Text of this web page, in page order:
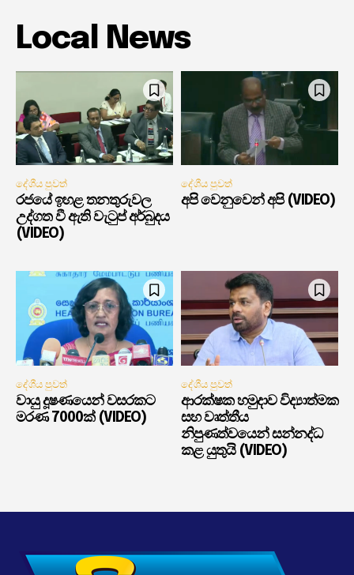
Local News
දේශීය පුවත්
රජයේ ඉහළ තනතුරුවල
උද්ගත වී ඇති වැටුප් අර්බුදය
(VIDEO)
දේශීය පුවත්
අපි වෙනුවෙන් අපි (VIDEO)
දේශීය පුවත්
වායු දූෂණයෙන් වසරකට
මරණ 7000ක් (VIDEO)
දේශීය පුවත්
ආරක්ෂක හමුදාව විද්‍යාත්මක
සහ වෘත්තීය
නිපුණත්වයෙන් සන්නද්ධ
කළ යුතුයි (VIDEO)